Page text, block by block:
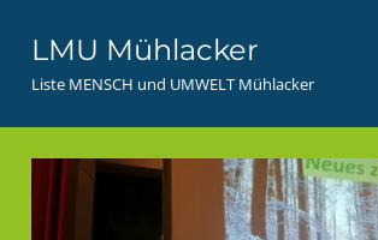
Inhalt
springen
LMU Mühlacker
Liste MENSCH und UMWELT Mühlacker